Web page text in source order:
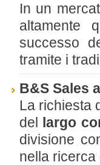
In un
altamente
successo
tramite i
B&S Sales
La richiesta
del largo
divisione
nella ricerca